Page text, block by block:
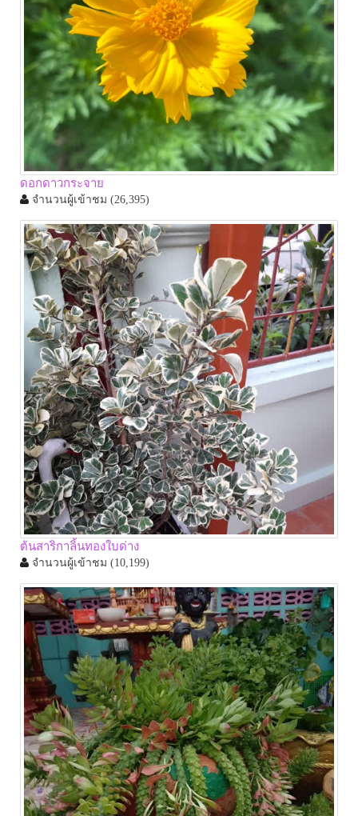
ดอกดาวกระจาย
จำนวนผู้เข้าชม (26,395)
ต้นสาริกาลิ้นทองใบด่าง
จำนวนผู้เข้าชม (10,199)